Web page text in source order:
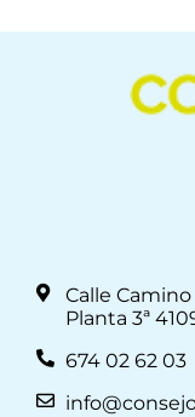
Calle
Planta 3ª
674 02 62 03